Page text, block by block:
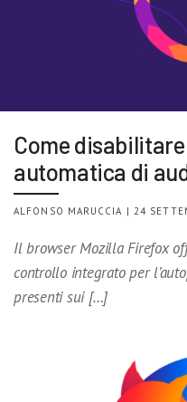
Come
automatica di
ALFONSO MARUCCIA | 24
Il browser Mozilla Firefox
controllo integrato per
presenti sui […]